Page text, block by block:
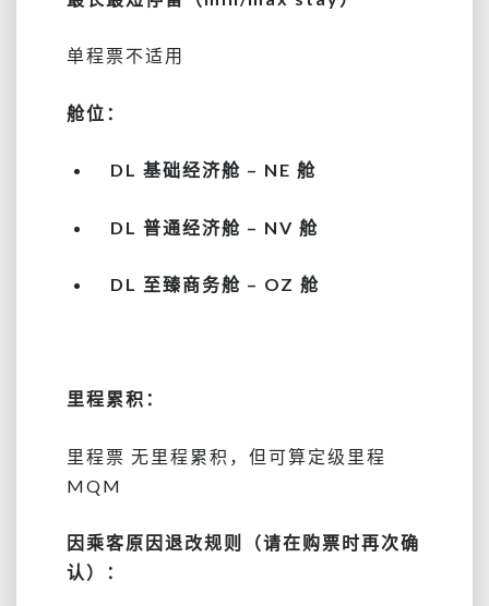
单程票不适用
舱位：
DL 基础经济舱 – NE 舱
DL 普通经济舱 – NV 舱
DL 至臻商务舱 – OZ 舱
里程累积：
里程票 无里程累积，但可算定级里程
MQM
因乘客原因退改规则（请在购票时再次确
认）：